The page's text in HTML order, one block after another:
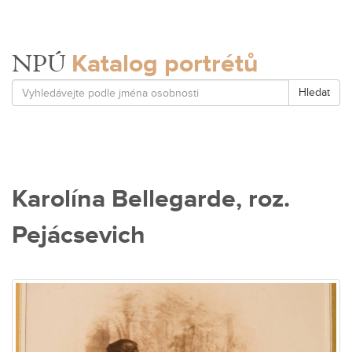
NPÚ Katalog portrétů
Hledat
Karolína Bellegarde, roz.
Pejácsevich